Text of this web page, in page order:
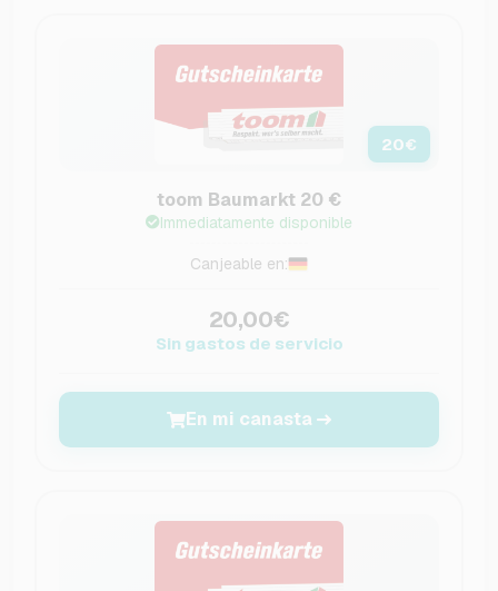
20€
toom Baumarkt 20 €
Immediatamente disponible
Canjeable en:
20,00€
Sin gastos de servicio
En mi canasta